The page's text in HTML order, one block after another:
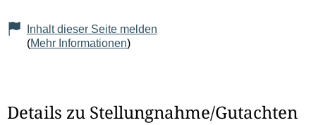
Inhalt dieser Seite melden
(Mehr Informationen)
Details zu Stellungnahme/Gutachten